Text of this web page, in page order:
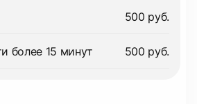
500 руб.
более 15 минут 500 руб.